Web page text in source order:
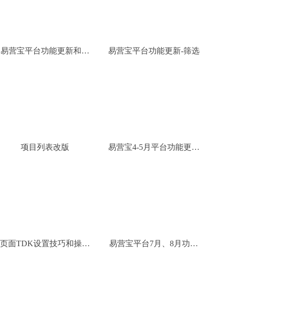
易营宝平台功能更新和优
易营宝平台功能更新-筛选
项目列表改版
易营宝4-5月平台功能更新
页面TDK设置技巧和操作
易营宝平台7月、8月功能